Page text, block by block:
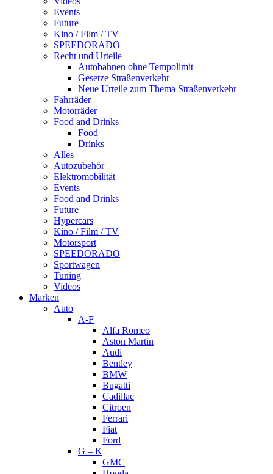
Events
Future
Kino / Film / TV
SPEEDORADO
Recht und Urteile
Autobahnen ohne Tempolimit
Gesetze Straßenverkehr
Neue Urteile zum Thema Straßenverkehr
Fahrräder
Motorräder
Food and Drinks
Food
Drinks
Alles
Autozubehör
Elektromobilität
Events
Food and Drinks
Future
Hypercars
Kino / Film / TV
Motorsport
SPEEDORADO
Sportwagen
Tuning
Videos
Marken
Auto
A-F
Alfa Romeo
Aston Martin
Audi
Bentley
BMW
Bugatti
Cadillac
Citroen
Ferrari
Fiat
Ford
G – K
GMC